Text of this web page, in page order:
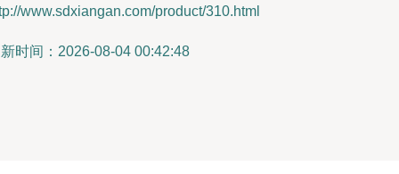
www.sdxiangan.com/product/310.html
时间：2026-08-04 00:42:48